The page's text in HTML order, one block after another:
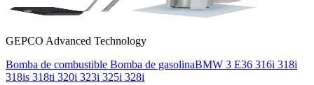
GEPCO Advanced Technology
Bomba de combustible Bomba de gasolinaBMW 3 E36 316i 318i
318is 318ti 320i 323i 325i 328i